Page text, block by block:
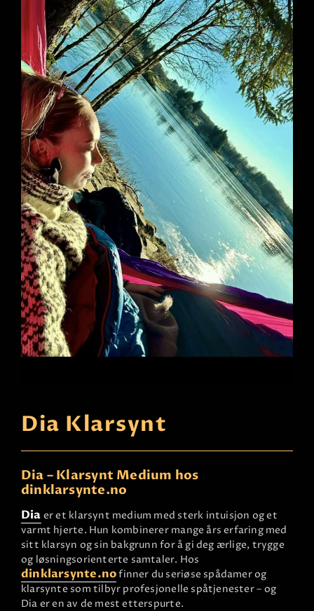
Dia Klarsynt
Dia – Klarsynt Medium hos
dinklarsynte.no
Dia er et klarsynt medium med sterk intuisjon og et
varmt hjerte. Hun kombinerer mange års erfaring med
sitt klarsyn og sin bakgrunn for å gi deg ærlige, trygge
og løsningsorienterte samtaler. Hos
dinklarsynte.nofinner du seriøse spådamer og
klarsynte som tilbyr profesjonelle spåtjenester – og
Dia er en av de mest etterspurte.